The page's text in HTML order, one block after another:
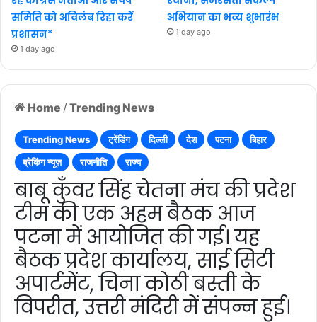
Home / Trending News
Trending News ट्रेंडिंग दिल्ली देश पटना
बिहार
ब्रेकिंग न्यूज़
राजनीति राज्य
बाबू कुँवर सिंह चेतना मंच की प्रदेश
टीम की एक अहम बैठक आज
पटना में आयोजित की गई। यह
बैठक प्रदेश कार्यालय, साई सिटी
अपार्टमेंट, चिना कोठी बस्ती के
विपरीत, उत्तरी मंदिरी में संपन्न हुई।
समिति को अविलंब रिहा करें
प्रशासन*
1 day ago
अभियान का भव्य शुभारंभ
1 day ago